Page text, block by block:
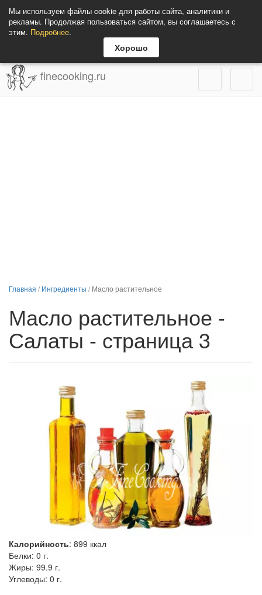
Мы используем файлы cookie для работы сайта, аналитики и
рекламы. Продолжая пользоваться сайтом, вы соглашаетесь с
этим. Подробнее.
Хорошо
finecooking.ru
Главная /Ингредиенты /Масло растительное
Масло растительное -
Салаты - страница 3
Калорийность: 899 ккал
Белки: 0 г.
Жиры: 99.9 г.
Углеводы: 0 г.